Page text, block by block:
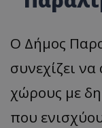
Ο Δήμος
συνεχίζει
χώρους με
που